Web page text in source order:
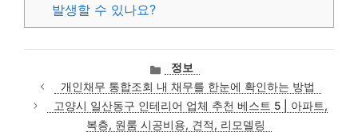
발생할 수 있나요?
카
테
고
리
정보
개인채무 통합조회 내 채무를 한눈에 확인하는 방법
고양시 일산동구 인테리어 업체 추천 베스트 5 | 아파트,
복층, 원룸 시공비용, 견적, 리모델링